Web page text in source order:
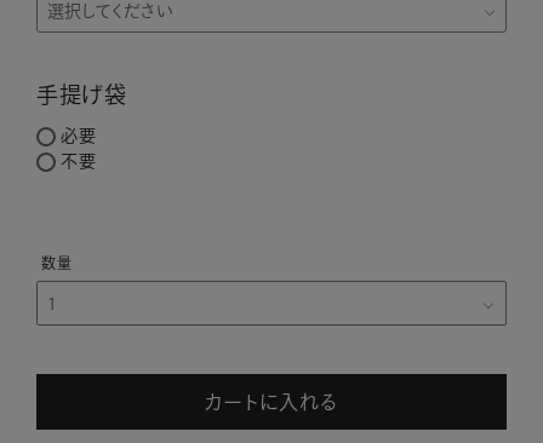
手提げ袋
必要
不要
カートに入れる